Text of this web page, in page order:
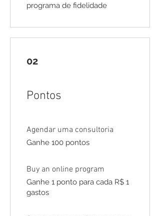
programa de fidelidade
02
Pontos
Agendar uma consultoria
Ganhe 100 pontos
Buy an online program
Ganhe 1 ponto para cada R$ 1
gastos